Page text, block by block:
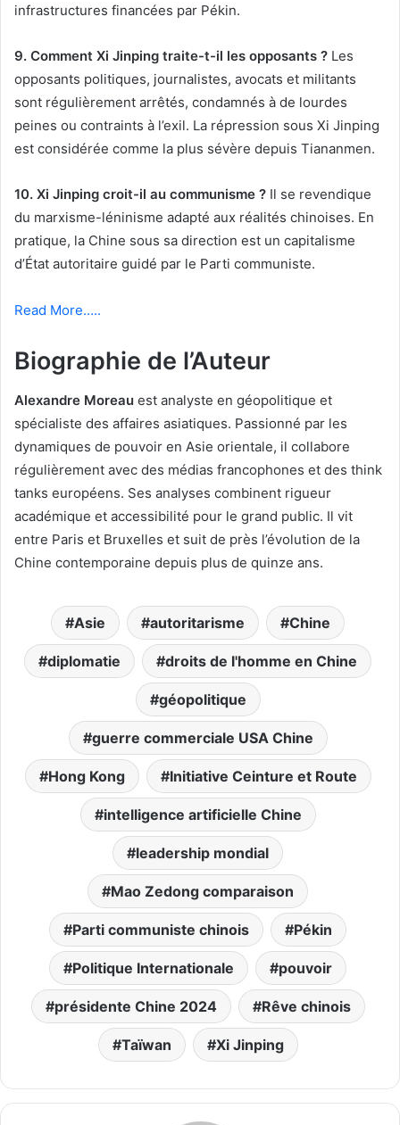
infrastructures financées par Pékin.
9. Comment Xi Jinping traite-t-il les opposants ? Les
opposants politiques, journalistes, avocats et militants
sont régulièrement arrêtés, condamnés à de lourdes
peines ou contraints à l’exil. La répression sous Xi Jinping
est considérée comme la plus sévère depuis Tiananmen.
10. Xi Jinping croit-il au communisme ? Il se revendique
du marxisme-léninisme adapté aux réalités chinoises. En
pratique, la Chine sous sa direction est un capitalisme
d’État autoritaire guidé par le Parti communiste.
Read More…..
Biographie de l’Auteur
Alexandre Moreau est analyste en géopolitique et
spécialiste des affaires asiatiques. Passionné par les
dynamiques de pouvoir en Asie orientale, il collabore
régulièrement avec des médias francophones et des think
tanks européens. Ses analyses combinent rigueur
académique et accessibilité pour le grand public. Il vit
entre Paris et Bruxelles et suit de près l’évolution de la
Chine contemporaine depuis plus de quinze ans.
Asie autoritarisme Chine
diplomatie droits de l'homme en Chine
géopolitique
guerre commerciale USA Chine
Hong Kong Initiative Ceinture et Route
intelligence artificielle Chine
leadership mondial
Mao Zedong comparaison
Parti communiste chinois Pékin
Politique Internationale pouvoir
présidente Chine 2024 Rêve chinois
Taïwan Xi Jinping